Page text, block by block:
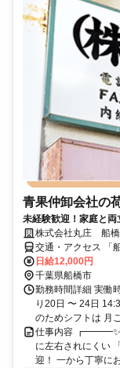
青果仲卸会社の
未経験歓迎！家庭と
株式会社丸庄 船
交通・アクセス 「
字路を入ってから車
日給12,000円
千葉県船橋市
勤務時間詳細 実働
り20日 〜 24日
のためシフトは 月
仕事内容 ┏━━━✨
に左右されにくい
迎！ 一から丁寧に